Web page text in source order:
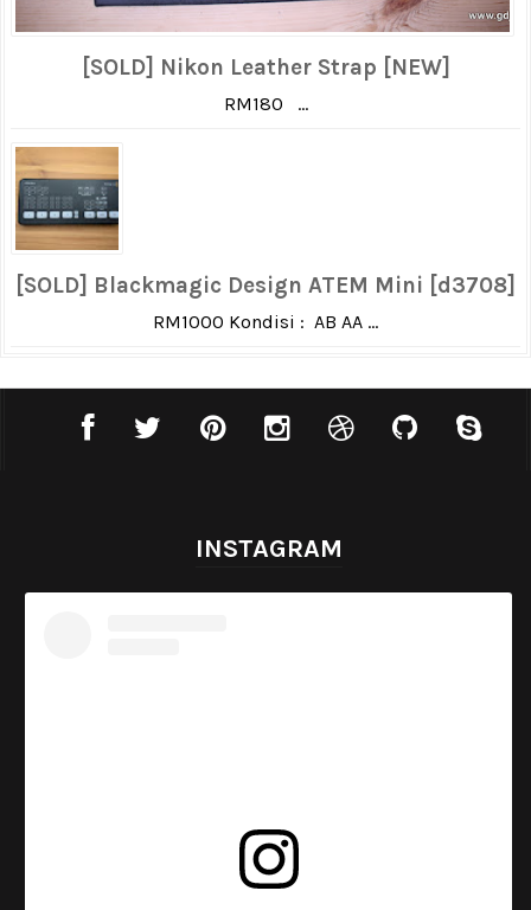
[SOLD] Nikon Leather Strap [NEW]
RM180 ...
[SOLD] Blackmagic Design ATEM Mini [d3708]
RM1000 Kondisi : AB AA ...
INSTAGRAM